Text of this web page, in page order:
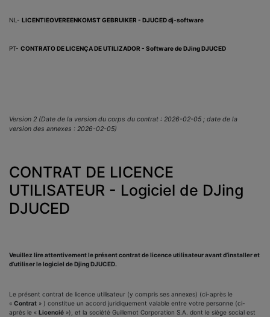
NL- LICENTIEOVEREENKOMST GEBRUIKER - DJUCED dj-software
PT- CONTRATO DE LICENÇA DE UTILIZADOR - Software de DJing DJUCED
Version 2 (Date de la version du corps du contrat : 2026-02-05 ; date de la
version des annexes : 2026-02-05)
CONTRAT DE LICENCE
UTILISATEUR - Logiciel de DJing
DJUCED
Veuillez lire attentivement le présent contrat de licence utilisateur avant d’installer et
d’utiliser le logiciel de Djing DJUCED.
Le présent contrat de licence utilisateur (y compris ses annexes) (ci-après le
« Contrat » ) constitue un accord juridiquement valable entre votre personne (ci-
après le « Licencié »), et la société Guillemot Corporation S.A. dont le siège social est